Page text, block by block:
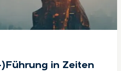
in Zeiten